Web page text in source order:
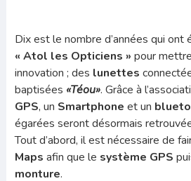
Dix est le nombre d’années qui ont
« Atol les Opticiens » pour
innovation ; des lunettes
baptisées «Téou». Grâce à
GPS, un Smartphone et un
égarées seront désormais
Tout d’abord, il est nécessaire de
Maps afin que le système GPS
monture.